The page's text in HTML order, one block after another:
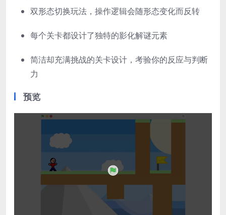
双形态切换玩法，操作逻辑会随形态变化而反转
每个关卡都设计了独特的影化解谜元素
简洁却充满挑战的关卡设计，考验你的反应与判断
力
预览